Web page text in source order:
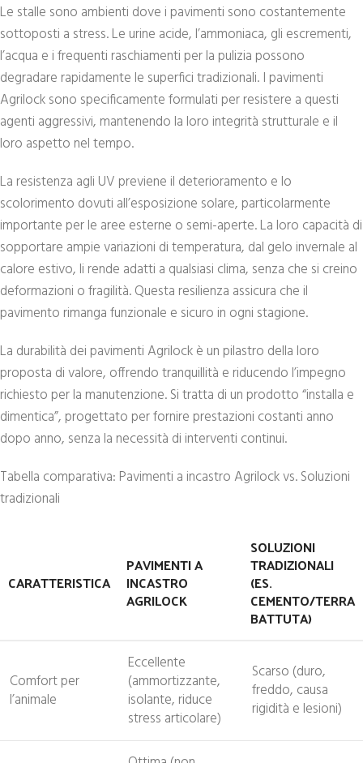
Le stalle sono ambienti dove i pavimenti sono costantemente
sottoposti a stress. Le urine acide, l’ammoniaca, gli escrementi,
l’acqua e i frequenti raschiamenti per la pulizia possono
degradare rapidamente le superfici tradizionali. I pavimenti
Agrilock sono specificamente formulati per resistere a questi
agenti aggressivi, mantenendo la loro integrità strutturale e il
loro aspetto nel tempo.
La resistenza agli UV previene il deterioramento e lo
scolorimento dovuti all’esposizione solare, particolarmente
importante per le aree esterne o semi-aperte. La loro capacità di
sopportare ampie variazioni di temperatura, dal gelo invernale al
calore estivo, li rende adatti a qualsiasi clima, senza che si creino
deformazioni o fragilità. Questa resilienza assicura che il
pavimento rimanga funzionale e sicuro in ogni stagione.
La durabilità dei pavimenti Agrilock è un pilastro della loro
proposta di valore, offrendo tranquillità e riducendo l’impegno
richiesto per la manutenzione. Si tratta di un prodotto “installa e
dimentica”, progettato per fornire prestazioni costanti anno
dopo anno, senza la necessità di interventi continui.
Tabella comparativa: Pavimenti a incastro Agrilock vs. Soluzioni
tradizionali
CARATTERISTICA
PAVIMENTI A
INCASTRO
AGRILOCK
SOLUZIONI
TRADIZIONALI
(ES.
CEMENTO/TERRA
BATTUTA)
Comfort per
l’animale
Eccellente
(ammortizzante,
isolante, riduce
stress articolare)
Scarso (duro,
freddo, causa
rigidità e lesioni)